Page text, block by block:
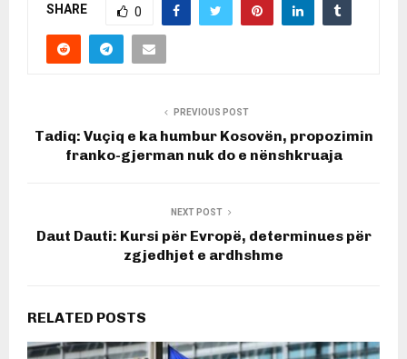
SHARE 0
PREVIOUS POST
Tadiq: Vuçiq e ka humbur Kosovën, propozimin
franko-gjerman nuk do e nënshkruaja
NEXT POST
Daut Dauti: Kursi për Evropë, determinues për
zgjedhjet e ardhshme
RELATED POSTS